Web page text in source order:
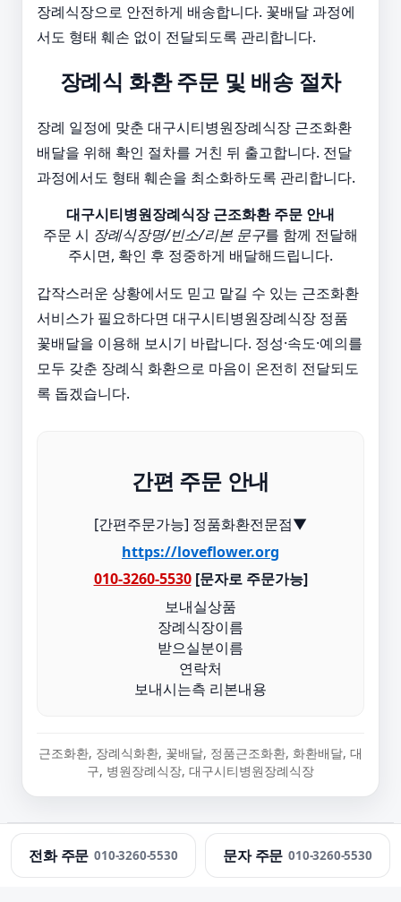
장례식장으로 안전하게 배송합니다. 꽃배달 과정에
서도 형태 훼손 없이 전달되도록 관리합니다.
장례식 화환 주문 및 배송 절차
장례 일정에 맞춘 대구시티병원장례식장 근조화환
배달을 위해 확인 절차를 거친 뒤 출고합니다. 전달
과정에서도 형태 훼손을 최소화하도록 관리합니다.
대구시티병원장례식장 근조화환 주문 안내
주문 시 장례식장명/빈소/리본 문구를 함께 전달해
주시면, 확인 후 정중하게 배달해드립니다.
갑작스러운 상황에서도 믿고 맡길 수 있는 근조화환
서비스가 필요하다면 대구시티병원장례식장 정품
꽃배달을 이용해 보시기 바랍니다. 정성·속도·예의를
모두 갖춘 장례식 화환으로 마음이 온전히 전달되도
록 돕겠습니다.
간편 주문 안내
[간편주문가능] 정품화환전문점▼
https://loveflower.org
010-3260-5530[문자로 주문가능]
보내실상품
장례식장이름
받으실분이름
연락처
보내시는측 리본내용
근조화환, 장례식화환, 꽃배달, 정품근조화환, 화환배달, 대
구, 병원장례식장, 대구시티병원장례식장
정직한화환 · 근조화환 당일 배송 · 문의:010-3260-5530
전화 주문 010-3260-5530 문자 주문 010-3260-5530